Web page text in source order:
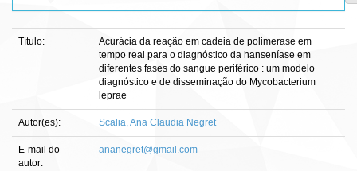
Título:
Acurácia da reação em cadeia de polimerase em
tempo real para o diagnóstico da hanseníase em
diferentes fases do sangue periférico : um modelo
diagnóstico e de disseminação do Mycobacterium
leprae
Autor(es): Scalia, Ana Claudia Negret
E-mail do
autor:
ananegret@gmail.com